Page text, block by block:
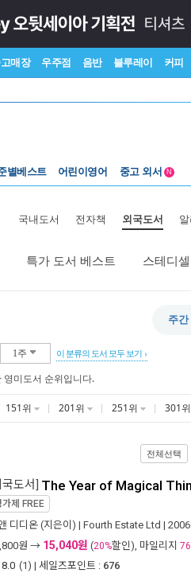
매장 우주점 음반 블루레이 커피
별베스트
어린이영어
중고 외서
중고 외서
N
국내도서 전자책 외국도서
특가 도서 베스트 스테디
주
1주 이 분류의 도서 모두 보기
영미도서 순위입니다.
151위 201위 251위 301위
전체선택
국도서] The Year of Magical
제 FREE
디디온 (지은이) | Fourth Estate Ltd |
원 → 15,040원 (20%할인), 마일리지
8.0 (1) | 세일즈포인트 : 676